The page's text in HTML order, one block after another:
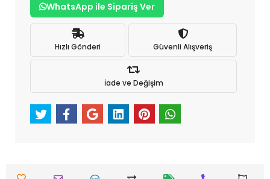
WhatsApp ile Sipariş Ver
Hızlı Gönderi Güvenli Alışveriş
İade ve Değişim